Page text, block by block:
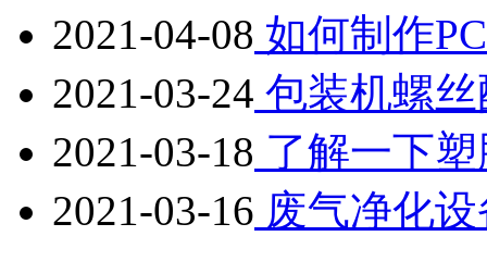
2021-04-08 如何制作
2021-03-24 包装机螺
2021-03-18 了解一下
2021-03-16 废气净化